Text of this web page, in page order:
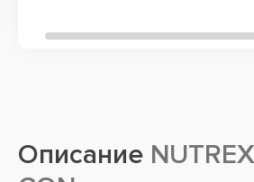
Описание